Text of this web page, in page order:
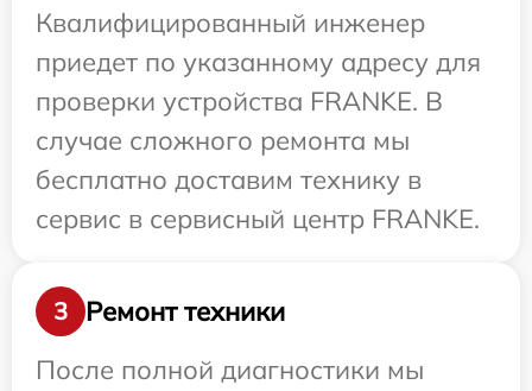
Квалифицированный инженер
приедет по указанному адресу для
проверки устройства FRANKE. В
случае сложного ремонта мы
бесплатно доставим технику в
сервис в сервисный центр FRANKE.
3
Ремонт техники
После полной диагностики мы